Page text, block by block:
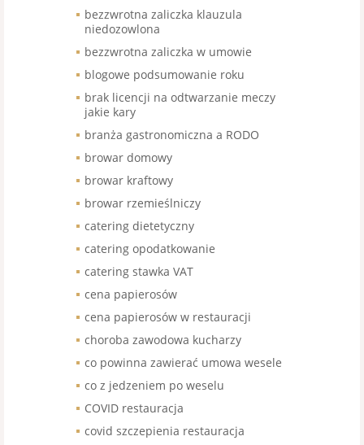
bezzwrotna zaliczka klauzula
niedozowlona
bezzwrotna zaliczka w umowie
blogowe podsumowanie roku
brak licencji na odtwarzanie meczy
jakie kary
branża gastronomiczna a RODO
browar domowy
browar kraftowy
browar rzemieślniczy
catering dietetyczny
catering opodatkowanie
catering stawka VAT
cena papierosów
cena papierosów w restauracji
choroba zawodowa kucharzy
co powinna zawierać umowa wesele
co z jedzeniem po weselu
COVID restauracja
covid szczepienia restauracja